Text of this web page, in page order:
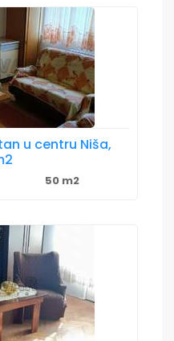
u centru Niša,
50 m2